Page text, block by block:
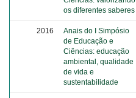
os diferentes saberes
2016
Anais do I Simpósio
de Educação e
Ciências: educação
ambiental, qualidade
de vida e
sustentabilidade